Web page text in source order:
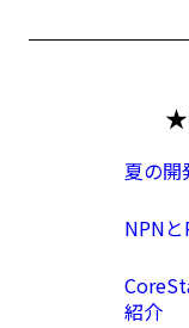
★
夏の開
NPN
紹介